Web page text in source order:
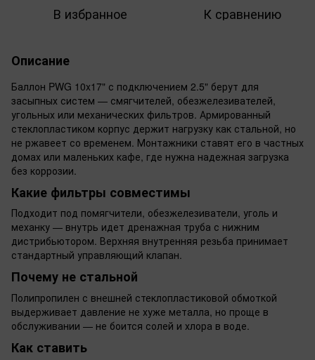
В избранное К сравнению
Описание
Баллон PWG 10x17" с подключением 2.5" берут для
засыпных систем — смягчителей, обезжелезивателей,
угольных или механических фильтров. Армированный
стеклопластиком корпус держит нагрузку как стальной, но
не ржавеет со временем. Монтажники ставят его в частных
домах или маленьких кафе, где нужна надежная загрузка
без коррозии.
Какие фильтры совместимы
Подходит под помягчители, обезжелезиватели, уголь и
механку — внутрь идет дренажная труба с нижним
дистрибьютором. Верхняя внутренняя резьба принимает
стандартный управляющий клапан.
Почему не стальной
Полипропилен с внешней стеклопластиковой обмоткой
выдерживает давление не хуже металла, но проще в
обслуживании — не боится солей и хлора в воде.
Как ставить